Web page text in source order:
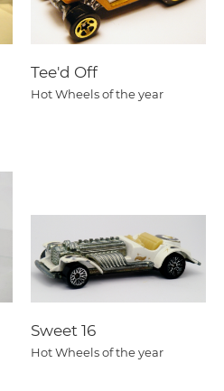
Tee'd Off
Hot Wheels of the year
Sweet 16
Hot Wheels of the year